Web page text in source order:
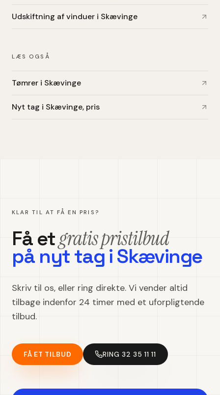
Udskiftning af vinduer i Skævinge
LÆS OGSÅ
Tømrer i Skævinge
Nyt tag i Skævinge, pris
KLAR TIL AT FÅ EN PRIS?
Få etgratis pristilbud
på nyt tagiSkævinge
Skriv til os, eller ring direkte. Vi vender altid
tilbage indenfor 24 timer med et uforpligtende
tilbud.
FÅ ET TILBUD RING 32 35 11 11